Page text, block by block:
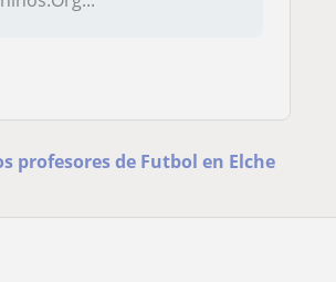
profesores de Futbol en Elche